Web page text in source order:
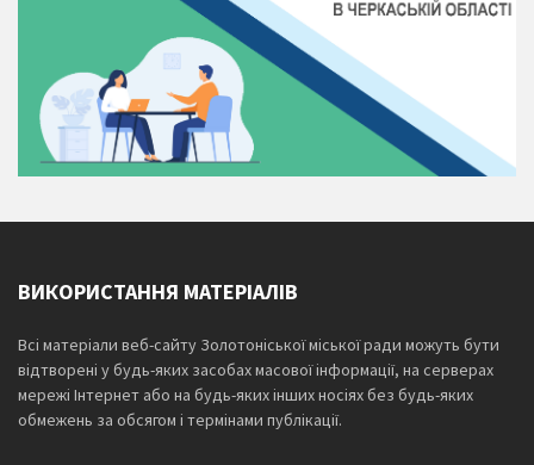
ВИКОРИСТАННЯ МАТЕРІАЛІВ
Всі матеріали веб-сайту Золотоніської міської ради можуть бути
відтворені у будь-яких засобах масової інформації, на серверах
мережі Інтернет або на будь-яких інших носіях без будь-яких
обмежень за обсягом і термінами публікації.